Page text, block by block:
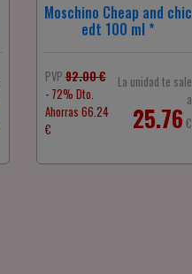
Moschino Cheap and chic
edt 100 ml *
PVP92.00 €
- 72% Dto.
Ahorras 66.24
€
La unidad te sale
a
25.76 €